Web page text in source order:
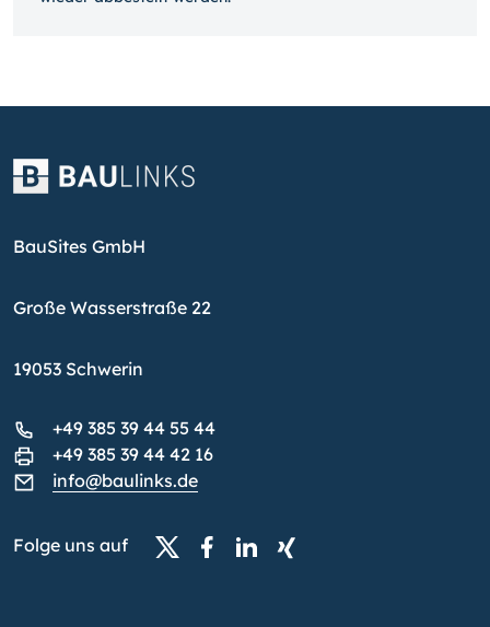
BauSites GmbH
Große Wasserstraße 22
19053 Schwerin
+49 385 39 44 55 44
+49 385 39 44 42 16
info@baulinks.de
Folge uns auf